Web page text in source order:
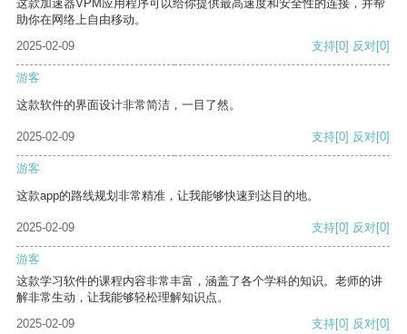
这款加速器VPM应用程序可以给你提供最高速度和安全性的连接，并帮
助你在网络上自由移动。
2025-02-09
支持[0] 反对[0]
游客
这款软件的界面设计非常简洁，一目了然。
2025-02-09 支持[0] 反对[0]
游客
这款app的路线规划非常精准，让我能够快速到达目的地。
2025-02-09 支持[0] 反对[0]
游客
这款学习软件的课程内容非常丰富，涵盖了各个学科的知识。老师的讲
解非常生动，让我能够轻松理解知识点。
2025-02-09
支持[0] 反对[0]